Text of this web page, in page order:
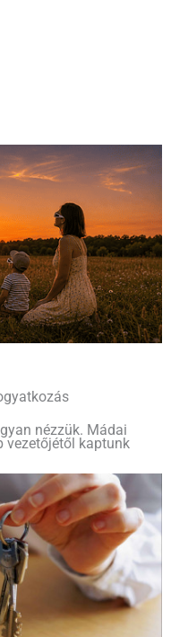
nézzük. Mádai
vezetőjétől kaptunk